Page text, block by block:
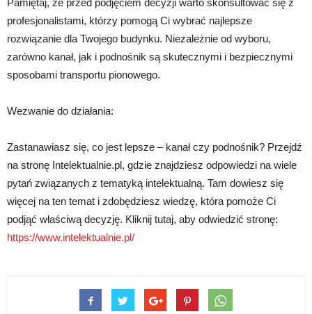
Pamiętaj, że przed podjęciem decyzji warto skonsultować się z
profesjonalistami, którzy pomogą Ci wybrać najlepsze
rozwiązanie dla Twojego budynku. Niezależnie od wyboru,
zarówno kanał, jak i podnośnik są skutecznymi i bezpiecznymi
sposobami transportu pionowego.
Wezwanie do działania:
Zastanawiasz się, co jest lepsze – kanał czy podnośnik? Przejdź
na stronę Intelektualnie.pl, gdzie znajdziesz odpowiedzi na wiele
pytań związanych z tematyką intelektualną. Tam dowiesz się
więcej na ten temat i zdobędziesz wiedzę, która pomoże Ci
podjąć właściwą decyzję. Kliknij tutaj, aby odwiedzić stronę:
https://www.intelektualnie.pl/